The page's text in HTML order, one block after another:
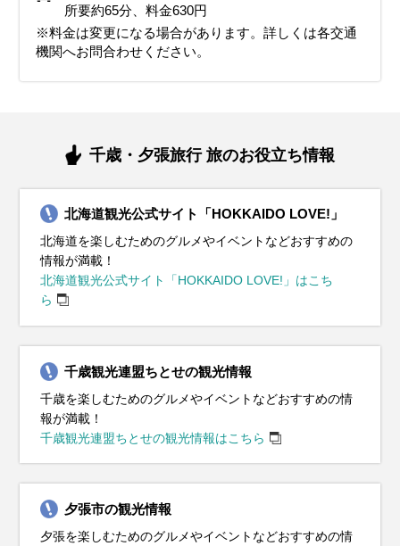
所要約65分、料金630円
※料金は変更になる場合があります。詳しくは各交通
機関へお問合わせください。
千歳・夕張旅行 旅のお役立ち情報
北海道観光公式サイト「HOKKAIDO LOVE!」
北海道を楽しむためのグルメやイベントなどおすすめの
情報が満載！
北海道観光公式サイト「HOKKAIDO LOVE!」はこち
ら
千歳観光連盟ちとせの観光情報
千歳を楽しむためのグルメやイベントなどおすすめの情
報が満載！
千歳観光連盟ちとせの観光情報はこちら
夕張市の観光情報
夕張を楽しむためのグルメやイベントなどおすすめの情